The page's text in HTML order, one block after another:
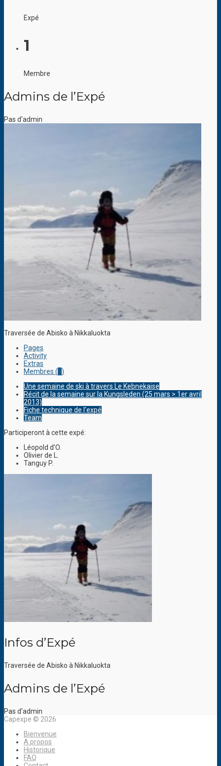
Expé
1
Membre
Admins de l’Expé
Pas d'admin
Traversée de Abisko à Nikkaluokta
Pages
Activity
Extras
Membres ( )
Une semaine de ski à travers Le Kebnekaise
Récit de la semaine sur la Kungsleden (25 mars > 1er avril
2013)
Fiche technique de l'expé
Team
Participeront à cette expé:
Léopold d’O.
Olivier de L.
Tanguy P.
Infos d’Expé
Traversée de Abisko à Nikkaluokta
Admins de l’Expé
Pas d'admin
Capexpe © 2026
Bienvenue
A propos
Historique
FAQ